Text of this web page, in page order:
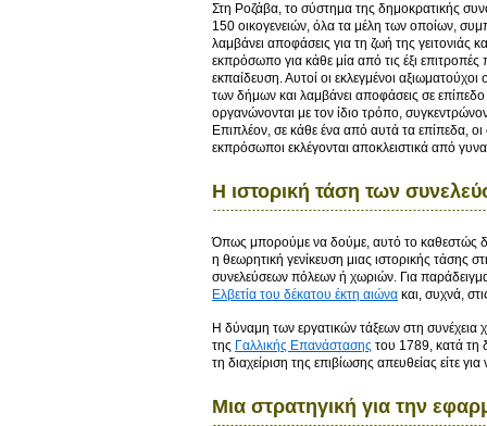
Στη Ροζάβα, το σύστημα της δημοκρατικής
150 οικογενειών, όλα τα μέλη των οποίων,
λαμβάνει αποφάσεις για τη ζωή της
εκπρόσωπο για κάθε μία από τις έξι
εκπαίδευση. Αυτοί οι εκλεγμένοι
των δήμων και λαμβάνει αποφάσεις σε
οργανώνονται με τον ίδιο τρόπο,
Επιπλέον, σε κάθε ένα από αυτά τα επίπεδα,
εκπρόσωποι εκλέγονται αποκλειστικά από
Η ιστορική τάση των
Όπως μπορούμε να δούμε, αυτό το καθεστώς
η θεωρητική γενίκευση μιας ιστορικής τάσης
συνελεύσεων πόλεων ή χωριών. Για
Ελβετία του δέκατου έκτη αιώνα και, συχνά,
Η δύναμη των εργατικών τάξεων στη συνέχεια
της Γαλλικής Επανάστασης του 1789, κατά τη
τη διαχείριση της επιβίωσης απευθείας είτε
Μια στρατηγική για την